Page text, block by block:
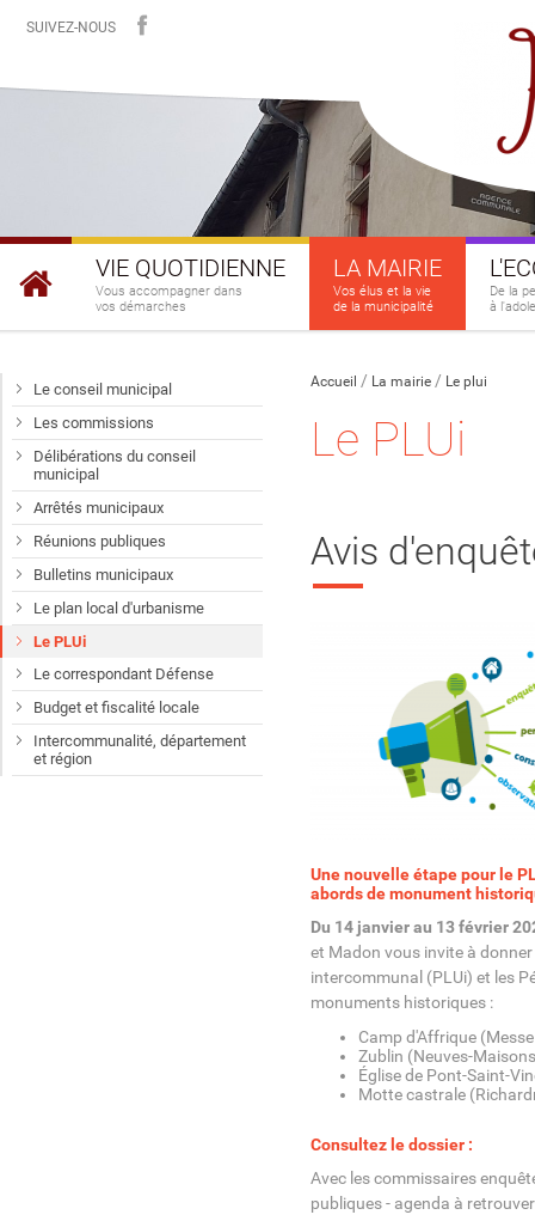
SUIVEZ-NOUS
VIE QUOTIDIENNE
Vous accompagner dans
vos démarches
LA MAIRIE
Vos élus et la vie
de la municipalité
De la
à
Accueil La mairie Le plui
Le PLUi
Avis
Une nouvelle étape pour le
abords de monument
Du 14 janvier au 13 février
et Madon vous invite à
intercommunal (PLUi) et les
monuments historiques :
Camp d'Affrique
Zublin (Neuves-
Église de Pont-Saint-
Motte castrale
Consultez le dossier :
Avec les commissaires
publiques - agenda à
Le conseil municipal
Les commissions
Délibérations du conseil
municipal
Arrêtés municipaux
Réunions publiques
Bulletins municipaux
Le plan local d'urbanisme
Le PLUi
Le correspondant Défense
Budget et fiscalité locale
Intercommunalité, département
et région